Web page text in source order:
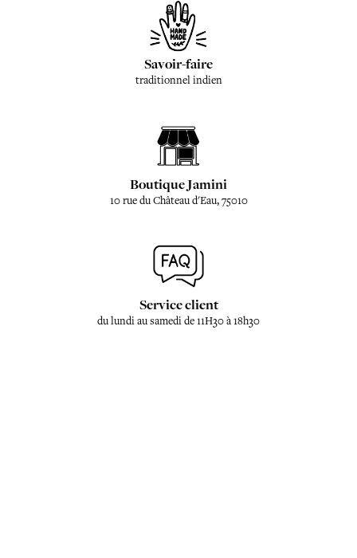
Savoir-faire
traditionnel indien
Boutique Jamini
10 rue du Château d'Eau, 75010
Service client
du lundi au samedi de 11H30 à 18h30